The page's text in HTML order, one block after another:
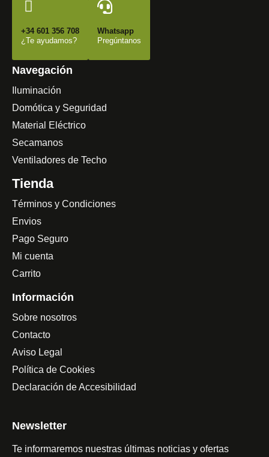
+34 601 356 708
¿Te ayudamos?
Whatsapp
Pregúntanos
Navegación
Iluminación
Domótica y Seguridad
Material Eléctrico
Secamanos
Ventiladores de Techo
Tienda
Términos y Condiciones
Envios
Pago Seguro
Mi cuenta
Carrito
Información
Sobre nosotros
Contacto
Aviso Legal
Política de Cookies
Declaración de Accesibilidad
Newsletter
Te informaremos nuestras últimas noticias y ofertas